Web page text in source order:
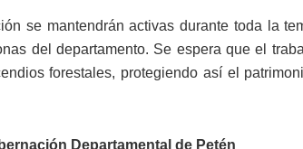
se mantendrán activas durante toda la
del departamento. Se espera que el
forestales, protegiendo así el
Departamental de Petén